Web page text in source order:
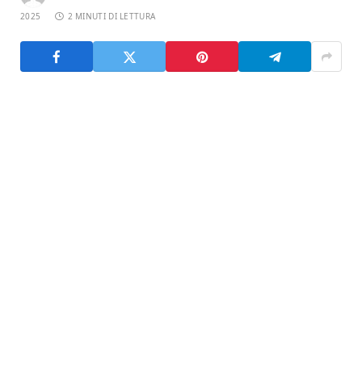
2025 2 MINUTI DI LETTURA